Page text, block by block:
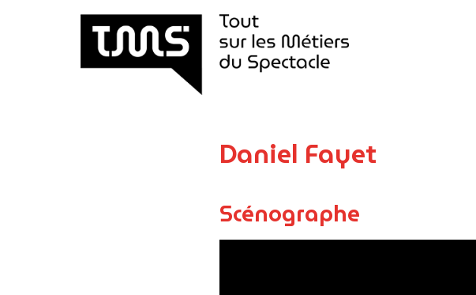
Daniel Fayet
Scénographe